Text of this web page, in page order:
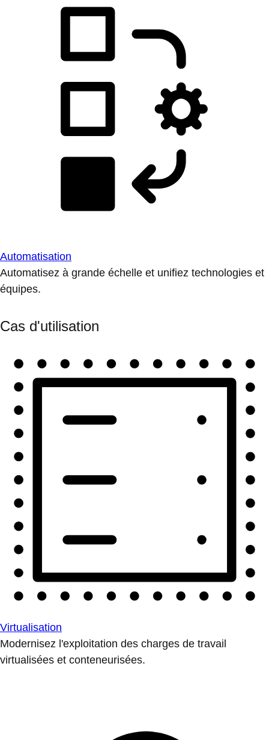
Automatisation
Automatisez à grande échelle et unifiez technologies et
équipes.
Cas d'utilisation
Virtualisation
Modernisez l'exploitation des charges de travail
virtualisées et conteneurisées.